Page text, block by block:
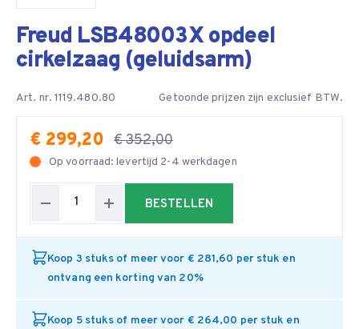
Freud LSB48003X opdeel
cirkelzaag (geluidsarm)
Art. nr. 1119.480.80 Getoonde prijzen zijn exclusief BTW.
€ 299,20 € 352,00
Op voorraad: levertijd 2-4 werkdagen
BESTELLEN
Koop 3 stuks of meer voor € 281,60 per stuk en
ontvang een korting van 20%
Koop 5 stuks of meer voor € 264,00 per stuk en